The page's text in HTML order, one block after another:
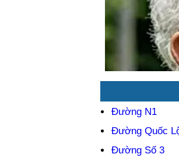
Đường N1
Đường Quốc
Đường Số 3